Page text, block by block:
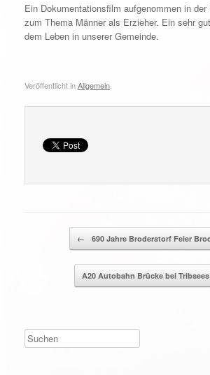
Ein Dokumentationsfilm aufgenommen in
zum Thema Männer als Erzieher. Ein sehr
dem Leben in unserer Gemeinde.
Veröffentlicht inAllgemein
Beitragsnavigation
← 690 Jahre Broderstorf Feier
A20 Autobahn Brücke bei
Suchen